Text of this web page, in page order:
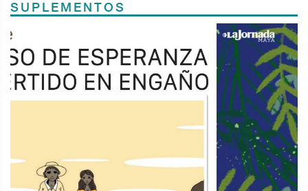
SUPLEMENTOS